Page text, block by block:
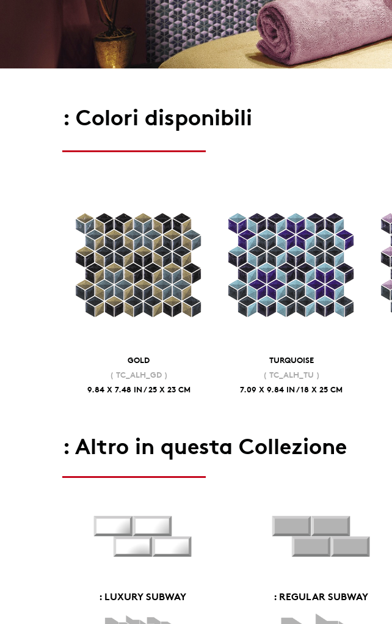
: Colori disponibili
GOLD
( TC_ALH_GD )
9.84 X 7.48 IN / 25 X 23 CM
TURQUOISE
( TC_ALH_TU )
7.09 X 9.84 IN / 18 X 25 CM
: Altro in questa Collezione
: LUXURY SUBWAY : REGULAR SUBWAY